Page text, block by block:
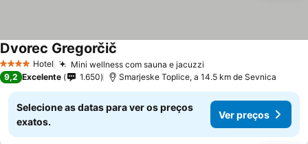
4 EstrelasHotel Mini wellness com sauna e jacuzzi
Dvorec Gregorčič
9,2 Excelente 1.650 Smarjeske Toplice, a 14.5 km de Sevnica
Selecione as datas para ver os preços
exatos.
Ver preços